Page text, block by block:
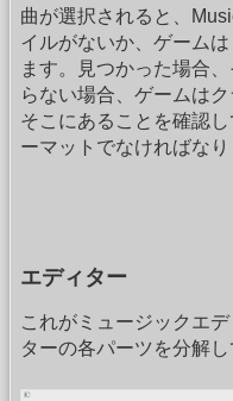
曲が選択されると、
イルがないか、ゲーム
ます。見つかった場合
らない場合、ゲームは
そこにあることを確認
ーマットでなければなり
エディター
これがミュージックエ
ターの各パーツを分解